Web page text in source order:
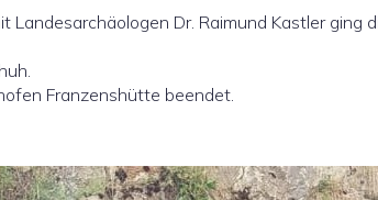
Dr. Raimund Kastler ging
Franzenshütte beendet.